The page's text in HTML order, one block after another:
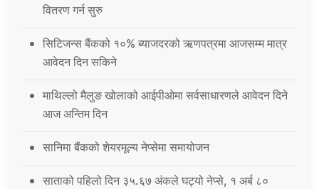
वितरण गर्न सुरु
सिटिजन्स बैंकको १०% ब्याजदरको ऋणपत्रमा आजसम्म मात्र
आवेदन दिन सकिने
माथिल्लो मैलुङ खोलाको आईपीओमा सर्वसाधारणले आवेदन दिने
आज अन्तिम दिन
सानिमा बैंकको शेयरमूल्य नेप्सेमा समायोजन
साताको पहिलो दिन ३५.६७ अंकले घट्यो नेप्से, १ अर्ब ८०